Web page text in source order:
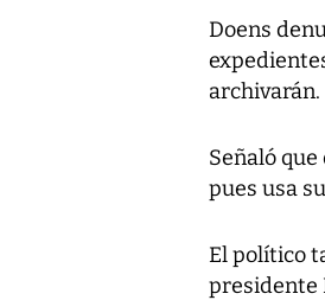
Doens
archivarán.
Señaló
pues usa
El político
presidente